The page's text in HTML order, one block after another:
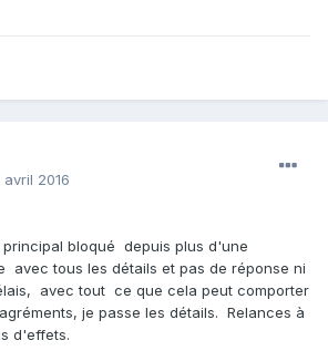
avril 2016
bloqué depuis plus d'une
avec tous les détails et pas de réponse ni
avec tout ce que cela peut comporter
je passe les détails. Relances à
d'effets.